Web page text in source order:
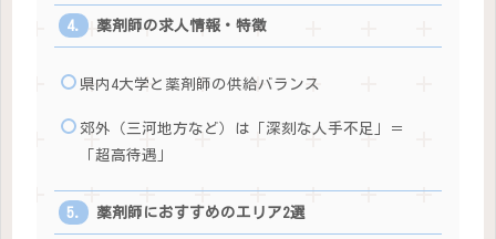
薬剤師の求人情報・特徴
県内4大学と薬剤師の供給バランス
郊外（三河地方など）は「深刻な人手不足」＝
「超高待遇」
薬剤師におすすめのエリア2選